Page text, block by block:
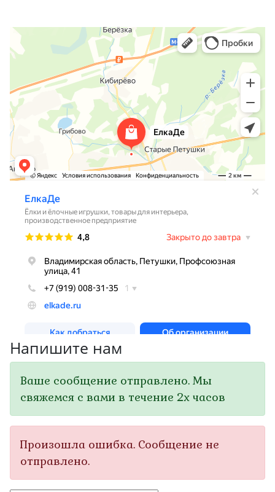
Напишите нам
Ваше сообщение отправлено. Мы
свяжемся с вами в течение 2х часов
Произошла ошибка. Сообщение не
отправлено.